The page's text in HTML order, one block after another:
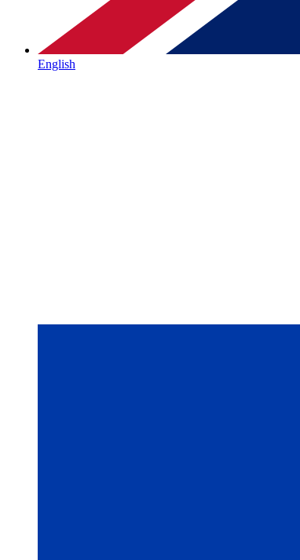
English